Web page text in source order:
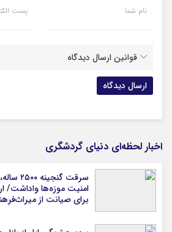
نام شما پست
قوانین ارسال دیدگاه
اخبار لحظه‌ای دنیای گردشگری
سرقت
برای صیانت از